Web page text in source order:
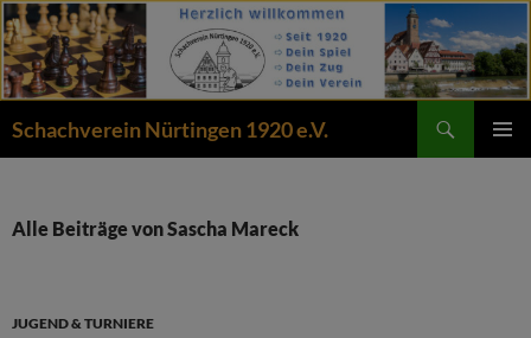
Zum
Inhalt
springen
Schachverein Nürtingen 1920 e.V.
Alle Beiträge von Sascha Mareck
JUGEND & TURNIERE